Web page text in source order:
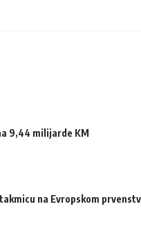
9,44 milijarde KM
na Evropskom